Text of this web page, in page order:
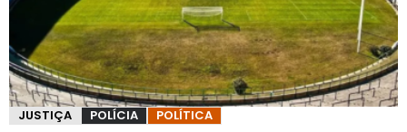
JUSTIÇA POLÍCIA POLÍTICA